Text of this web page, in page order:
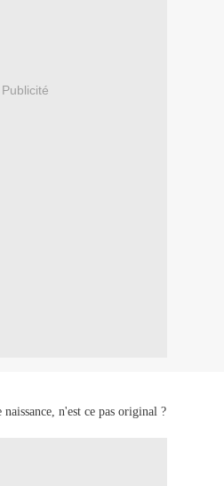
Publicité
n'est ce pas original ?